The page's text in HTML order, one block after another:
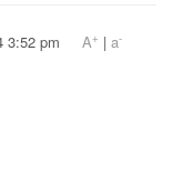
3:52 pm A+ | a-